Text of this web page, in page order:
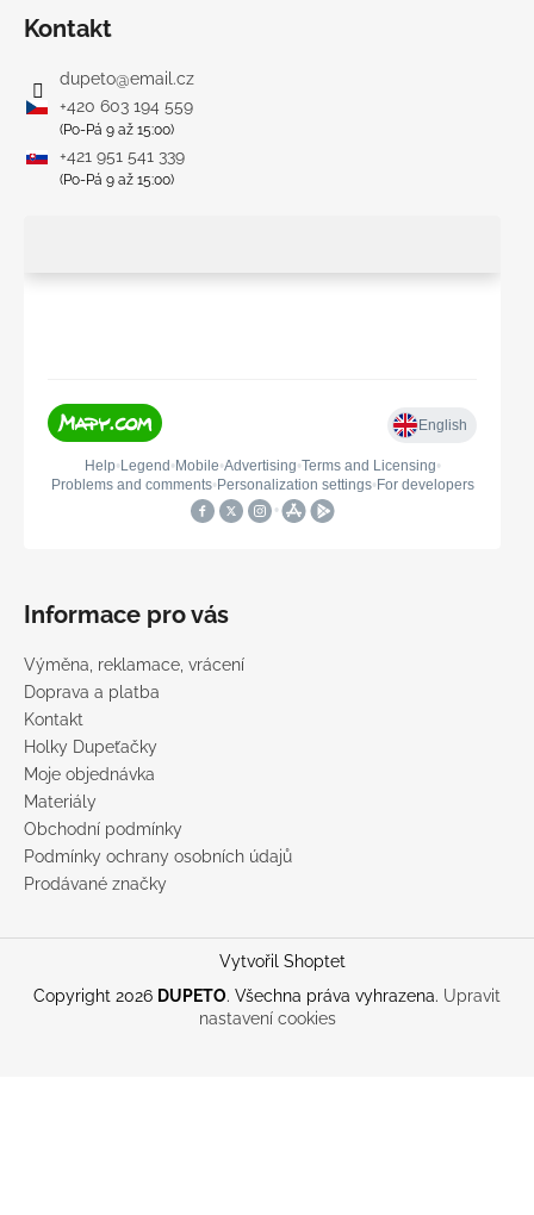
Kontakt
dupeto@email.cz
+420 603 194 559
(Po-Pá 9 až 15:00)
+421 951 541 339
(Po-Pá 9 až 15:00)
Informace pro vás
Výměna, reklamace, vrácení
Doprava a platba
Kontakt
Holky Dupeťačky
Moje objednávka
Materiály
Obchodní podmínky
Podmínky ochrany osobních údajů
Prodávané značky
Vytvořil Shoptet
Copyright 2026 DUPETO. Všechna práva vyhrazena. Upravit
nastavení cookies